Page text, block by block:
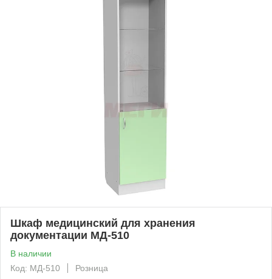
Шкаф медицинский для хранения
документации МД-510
В наличии
Код: МД-510
Розница